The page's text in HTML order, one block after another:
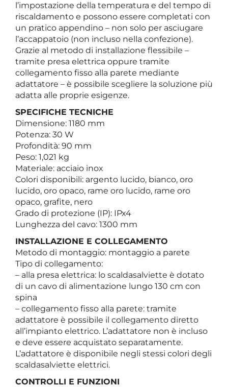
l’impostazione della temperatura e del tempo di
riscaldamento e possono essere completati con
un pratico appendino – non solo per asciugare
l’accappatoio (non incluso nella confezione).
Grazie al metodo di installazione flessibile –
tramite presa elettrica oppure tramite
collegamento fisso alla parete mediante
adattatore – è possibile scegliere la soluzione più
adatta alle proprie esigenze.
SPECIFICHE TECNICHE
Dimensione: 1180 mm
Potenza: 30 W
Profondità: 90 mm
Peso: 1,021 kg
Materiale: acciaio inox
Colori disponibili: argento lucido, bianco, oro
lucido, oro opaco, rame oro lucido, rame oro
opaco, grafite, nero
Grado di protezione (IP): IPx4
Lunghezza del cavo: 1300 mm
INSTALLAZIONE E COLLEGAMENTO
Metodo di montaggio: montaggio a parete
Tipo di collegamento:
– alla presa elettrica: lo scaldasalviette è dotato
di un cavo di alimentazione lungo 130 cm con
spina
– collegamento fisso alla parete: tramite
adattatore è possibile il collegamento diretto
all’impianto elettrico. L’adattatore non è incluso
e deve essere acquistato separatamente.
L’adattatore è disponibile negli stessi colori degli
scaldasalviette elettrici.
CONTROLLI E FUNZIONI